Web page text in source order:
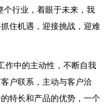
个行业，着眼于未来，我
住机遇，迎接挑战，迎难
作中的主动性，不断自我
户联系，主动与客户洽
特长和产品的优势，一个